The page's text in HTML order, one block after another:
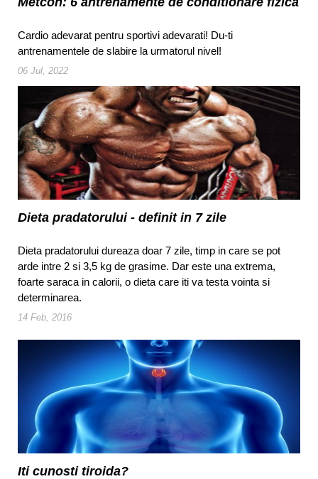
Cardio adevarat pentru sportivi adevarati! Du-ti
antrenamentele de slabire la urmatorul nivel!
06 Jul, 2022
Dieta pradatorului - definit in 7 zile
Dieta pradatorului dureaza doar 7 zile, timp in care se pot
arde intre 2 si 3,5 kg de grasime. Dar este una extrema,
foarte saraca in calorii, o dieta care iti va testa vointa si
determinarea.
14 Feb, 2016
Iti cunosti tiroida?